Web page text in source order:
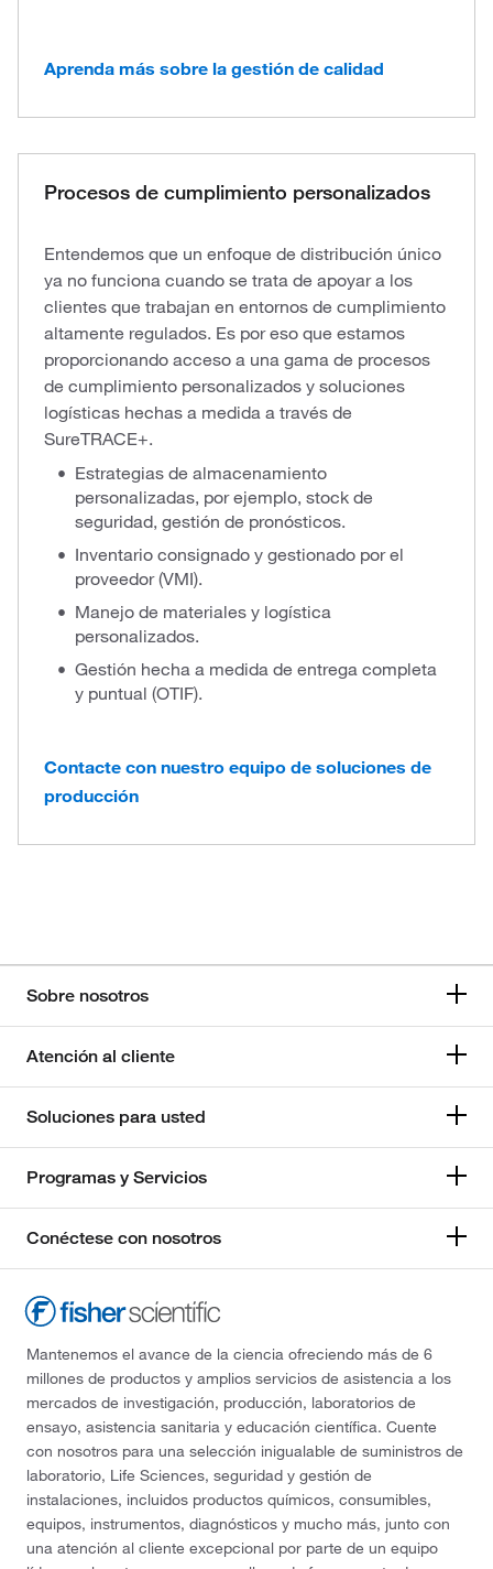
Aprenda más sobre la gestión de calidad
Procesos de cumplimiento personalizados
Entendemos que un enfoque de distribución único
ya no funciona cuando se trata de apoyar a los
clientes que trabajan en entornos de cumplimiento
altamente regulados. Es por eso que estamos
proporcionando acceso a una gama de procesos
de cumplimiento personalizados y soluciones
logísticas hechas a medida a través de
SureTRACE+.
Estrategias de almacenamiento
personalizadas, por ejemplo, stock de
seguridad, gestión de pronósticos.
Inventario consignado y gestionado por el
proveedor (VMI).
Manejo de materiales y logística
personalizados.
Gestión hecha a medida de entrega completa
y puntual (OTIF).
Contacte con nuestro equipo de soluciones de
producción
Sobre nosotros
Atención al cliente
Soluciones para usted
Programas y Servicios
Conéctese con nosotros
Mantenemos el avance de la ciencia ofreciendo más de 6
millones de productos y amplios servicios de asistencia a los
mercados de investigación, producción, laboratorios de
ensayo, asistencia sanitaria y educación científica. Cuente
con nosotros para una selección inigualable de suministros de
laboratorio, Life Sciences, seguridad y gestión de
instalaciones, incluidos productos químicos, consumibles,
equipos, instrumentos, diagnósticos y mucho más, junto con
una atención al cliente excepcional por parte de un equipo